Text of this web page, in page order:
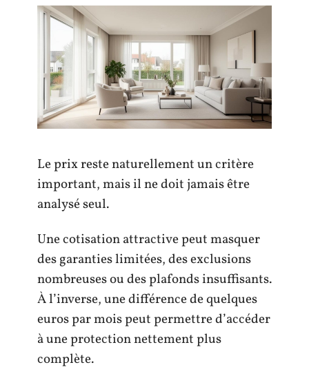
Le prix reste naturellement un critère
important, mais il ne doit jamais être
analysé seul.
Une cotisation attractive peut masquer
des garanties limitées, des exclusions
nombreuses ou des plafonds insuffisants.
À l’inverse, une différence de quelques
euros par mois peut permettre d’accéder
à une protection nettement plus
complète.